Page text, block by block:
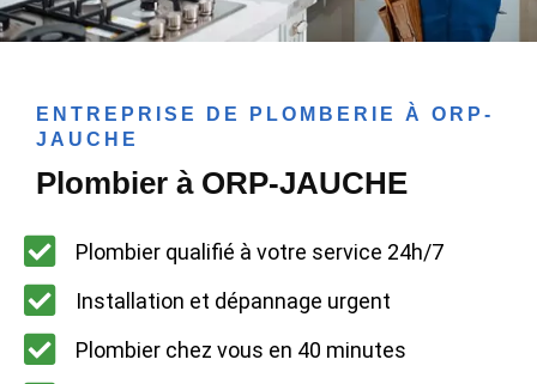
ENTREPRISE DE PLOMBERIE À ORP-
JAUCHE
Plombier à ORP-JAUCHE
Plombier qualifié à votre service 24h/7
Installation et dépannage urgent
Plombier chez vous en 40 minutes